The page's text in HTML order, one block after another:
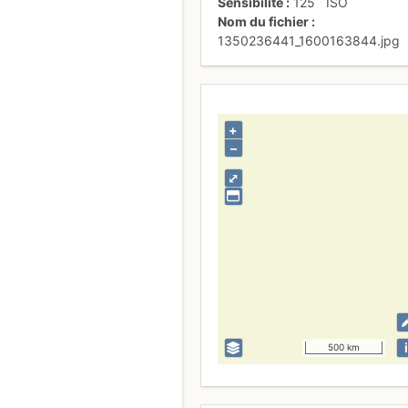
Nom du fichier
1350236441_1600163844.jpg
⤢
+
–
500 km i